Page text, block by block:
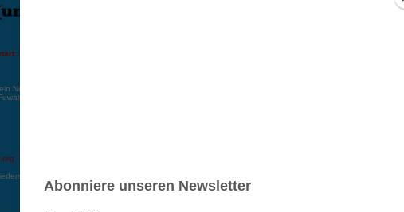
Netz gespielt. Wichtig: der Ball darf zu keiner Zeit den Boden berühren. Gespielt werden
ist, dass der Ball ähnlich wie beim Squash, auch über die Wände gespielt werden darf.
und Niedersachsen Nabu)